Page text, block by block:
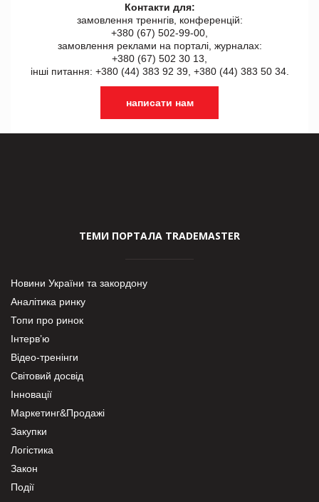
Контакти для:
замовлення треннгів, конференцій:
+380 (67) 502-99-00,
замовлення реклами на порталі, журналах:
+380 (67) 502 30 13,
інші питання: +380 (44) 383 92 39, +380 (44) 383 50 34.
написати нам
ТЕМИ ПОРТАЛА TRADEMASTER
Новини України та закордону
Аналітика ринку
Топи про ринок
Інтерв’ю
Відео-тренінги
Світовий досвід
Інновації
Маркетинг&Продажі
Закупки
Логістика
Закон
Події